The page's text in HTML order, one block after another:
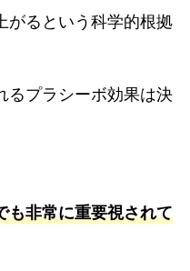
がるという科学的根拠
るプラシーボ効果は決
も非常に重要視されて